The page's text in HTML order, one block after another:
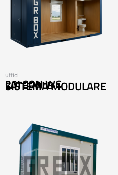
uffici
20′ CON WC LATERALE – SISTEMA MODULARE